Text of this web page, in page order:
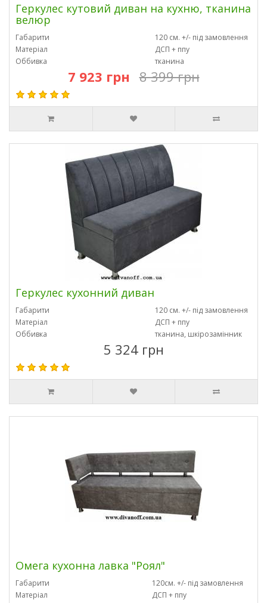
Геркулес кутовий диван на кухню, тканина
велюр
Габарити
120 см. +/- під замовлення
Матеріал
ДСП + ппу
Оббивка
тканина
7 923 грн 8 399 грн
Геркулес кухонний диван
Габарити
120 см. +/- під замовлення
Матеріал
ДСП + ппу
Оббивка
тканина, шкірозамінник
5 324 грн
Омега кухонна лавка "Роял"
Габарити
120см. +/- під замовлення
Матеріал
ДСП + ппу